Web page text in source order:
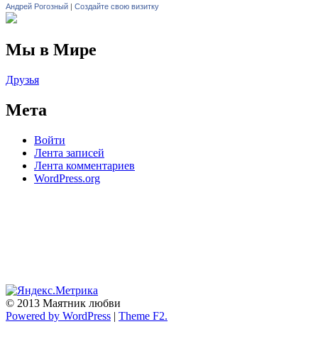
Андрей Рогозный | Создайте свою визитку
Мы в Мире
Друзья
Мета
Войти
Лента записей
Лента комментариев
WordPress.org
© 2013 Маятник любви
Powered by WordPress | Theme F2.